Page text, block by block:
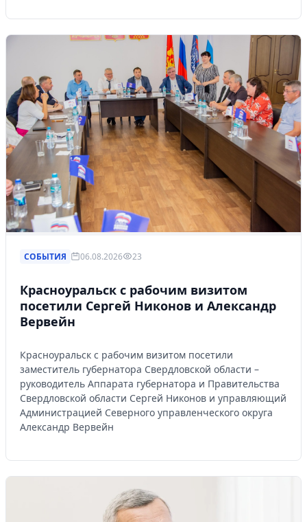
СОБЫТИЯ 06.08.2026 23
Красноуральск с рабочим визитом
посетили Сергей Никонов и Александр
Вервейн
Красноуральск с рабочим визитом посетили
заместитель губернатора Свердловской области –
руководитель Аппарата губернатора и Правительства
Свердловской области Сергей Никонов и управляющий
Администрацией Северного управленческого округа
Александр Вервейн